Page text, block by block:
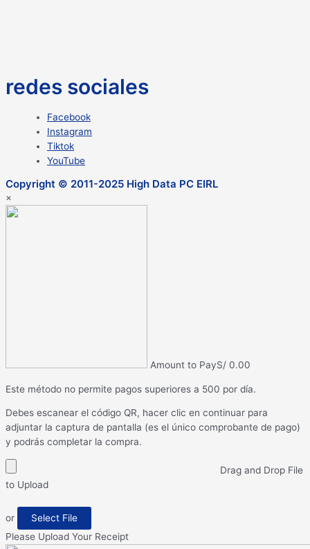
redes sociales
Facebook
Instagram
Tiktok
YouTube
Copyright © 2011-2025 High Data PC EIRL
×
Amount to PayS/ 0.00
Este método no permite pagos superiores a 500 por día.
Debes escanear el código QR, hacer clic en continuar para
adjuntar la captura de pantalla (es el único comprobante de pago)
y podrás completar la compra.
Drag and Drop File
to Upload
or
Select File
Please Upload Your Receipt